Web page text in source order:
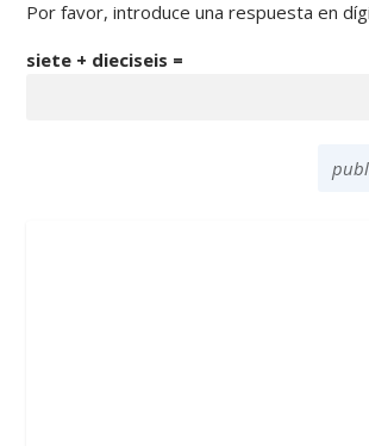
Por favor, introduce una respuesta en
siete + dieciseis =